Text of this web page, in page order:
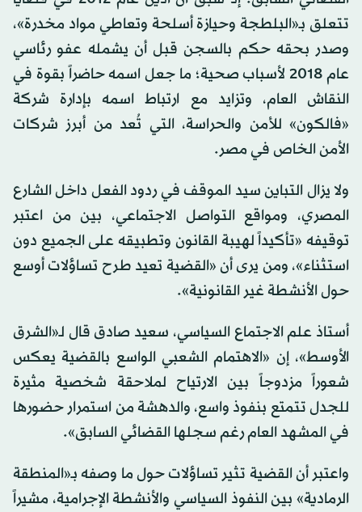
تتعلق بـ«البلطجة وحيازة أسلحة وتعاطي مواد مخدرة»،
وصدر بحقه حكم بالسجن قبل أن يشمله عفو رئاسي
عام 2018 لأسباب صحية؛ ما جعل اسمه حاضراً بقوة في
النقاش العام، وتزايد مع ارتباط اسمه بإدارة شركة
«فالكون» للأمن والحراسة، التي تُعد من أبرز شركات
الأمن الخاص في مصر.
ولا يزال التباين سيد الموقف في ردود الفعل داخل الشارع
المصري، ومواقع التواصل الاجتماعي، بين من اعتبر
توقيفه «تأكيداً لهيبة القانون وتطبيقه على الجميع دون
استثناء»، ومن يرى أن «القضية تعيد طرح تساؤلات أوسع
حول الأنشطة غير القانونية».
أستاذ علم الاجتماع السياسي، سعيد صادق قال لـ«الشرق
الأوسط»، إن «الاهتمام الشعبي الواسع بالقضية يعكس
شعوراً مزدوجاً بين الارتياح لملاحقة شخصية مثيرة
للجدل تتمتع بنفوذ واسع، والدهشة من استمرار حضورها
في المشهد العام رغم سجلها القضائي السابق».
واعتبر أن القضية تثير تساؤلات حول ما وصفه بـ«المنطقة
الرمادية» بين النفوذ السياسي والأنشطة الإجرامية، مشيراً